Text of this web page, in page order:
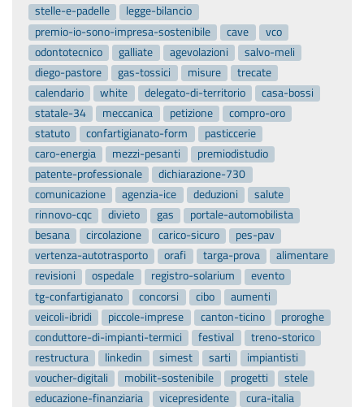
stelle-e-padelle
legge-bilancio
premio-io-sono-impresa-sostenibile
cave
vco
odontotecnico
galliate agevolazioni
salvo-meli
diego-pastore
gas-tossici misure
trecate
calendario
white delegato-di-territorio
casa-bossi
statale-34
meccanica petizione
compro-oro
statuto
confartigianato-form
pasticcerie
caro-energia
mezzi-pesanti
premiodistudio
patente-professionale
dichiarazione-730
comunicazione
agenzia-ice deduzioni
salute
rinnovo-cqc
divieto gas
portale-automobilista
besana
circolazione carico-sicuro
pes-pav
vertenza-autotrasporto
orafi targa-prova
alimentare
revisioni
ospedale registro-solarium
evento
tg-confartigianato
concorsi cibo
aumenti
veicoli-ibridi
piccole-imprese canton-ticino
proroghe
conduttore-di-impianti-termici
festival
treno-storico
restructura
linkedin simest sarti
impiantisti
voucher-digitali
mobilit-sostenibile progetti
stele
educazione-finanziaria
vicepresidente
cura-italia